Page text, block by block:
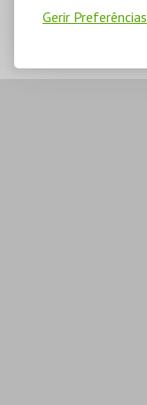
Gerir Preferências